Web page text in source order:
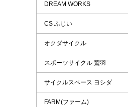
DREAM WORKS
CS ふじい
オクダサイクル
スポーツサイクル 鷲羽
サイクルスペース ヨシダ
FARM(ファーム)